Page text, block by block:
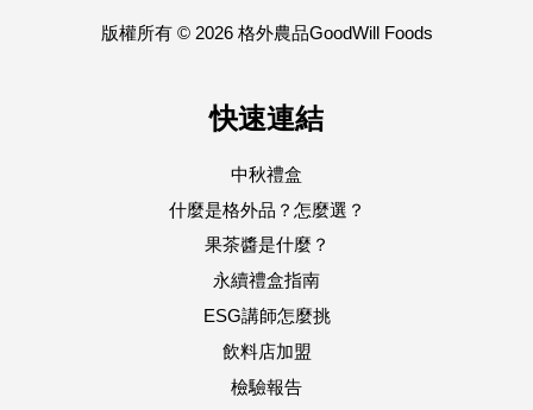
版權所有 © 2026 格外農品GoodWill Foods
快速連結
中秋禮盒
什麼是格外品？怎麼選？
果茶醬是什麼？
永續禮盒指南
ESG講師怎麼挑
飲料店加盟
檢驗報告